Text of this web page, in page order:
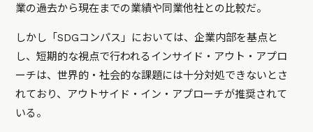
業の過去から現在までの業績や同業他社との比較だ。
しかし「SDGコンパス」においては、企業内部を基点と
し、短期的な視点で行われるインサイド・アウト・アプロ
ーチは、世界的・社会的な課題には十分対処できないとさ
れており、アウトサイド・イン・アプローチが推奨されて
いる。